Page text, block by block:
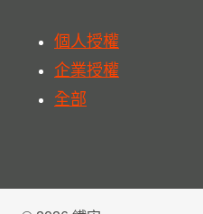
個人授權
企業授權
全部